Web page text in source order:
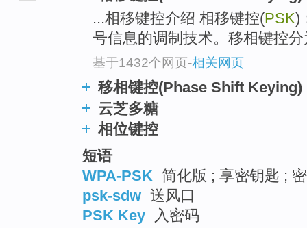
...相移键控介绍 相移键控(PSK)
号信息的调制技术。移相键控
基于1432个网页-相关网页
移相键控(Phase Shift Keying)
云芝多糖
相位键控
短语
WPA-PSK 简化版 ; 享密钥匙 ;
psk-sdw 送风口
PSK Key
入密码